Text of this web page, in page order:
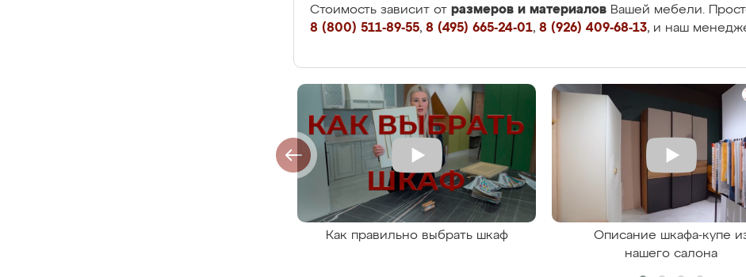
Стоимость зависит от размеров и материалов Вашей мебели.
8 (800) 511-89-55, 8 (495) 665-24-01, 8 (926) 409-68-13, и наш
Как правильно выбрать шкаф
Описание шкафа-купе
нашего салона